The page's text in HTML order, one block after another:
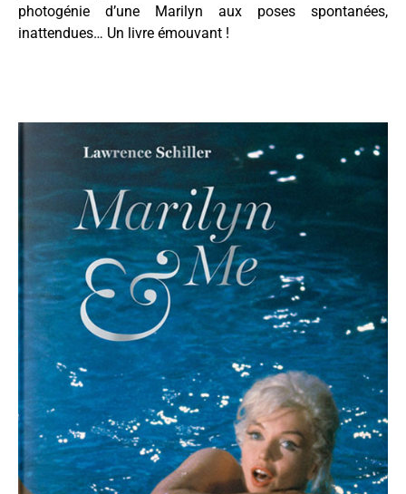
photogénie d’une Marilyn aux poses spontanées,
inattendues… Un livre émouvant !